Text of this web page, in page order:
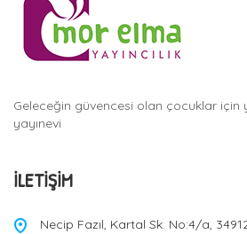
Geleceğin güvencesi olan çocuklar için
yayınevi
İLETIŞIM
Necip Fazıl, Kartal Sk. No:4/a,